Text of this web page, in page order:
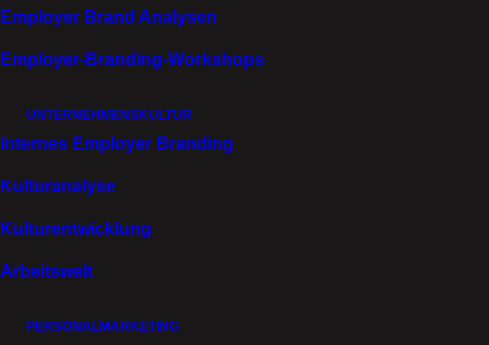
Employer Brand Analysen
Employer-Branding-Workshops
UNTERNEHMENSKULTUR
Internes Employer Branding
Kulturanalyse
Kulturentwicklung
Arbeitswelt
PERSONALMARKETING
NEUE WEGE GEHEN.
CHANCEN
GESTALTEN.
Branche